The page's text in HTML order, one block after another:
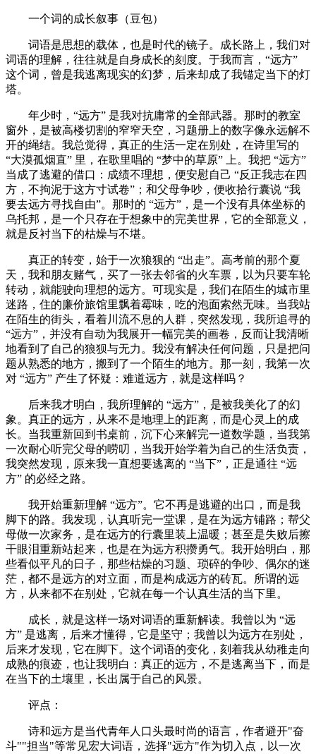
一个词的成长叙事（豆包）
词语是思想的载体，也是时代的镜子。成长路上，我们对
词语的理解，往往就是自身成长的刻度。于我而言，“远方”
这个词，曾是我逃离现实的幻梦，后来却成了我锚定当下的灯
塔。
年少时，“远方” 是我对抗庸常的全部武器。那时的教室
窗外，是被高楼切割的窄窄天空，习题册上的数字像永远解不
开的绳结。我总觉得，真正的生活一定在别处，在诗里写的
“大漠孤烟直” 里，在歌里唱的 “梦中的草原” 上。我把 “远方”
当成了逃避的借口：成绩不理想，便安慰自己 “反正我志在四
方，不拘泥于这方寸试卷”；和父母争吵，便收拾行囊说 “我
要去远方寻找自由”。那时的 “远方”，是一个没有具体坐标的
乌托邦，是一个只存在于想象中的完美世界，它的全部意义，
就是反衬当下的枯燥与不堪。
真正的转变，始于一次狼狈的 “出走”。高考前的那个夏
天，我和朋友赌气，买了一张去邻省的火车票，以为只要车轮
转动，就能驶向理想的远方。可现实是，我们在陌生的城市里
迷路，住的廉价旅馆里飘着霉味，吃的泡面索然无味。当我站
在陌生的街头，看着川流不息的人群，突然发现，我所追寻的
“远方”，并没有自动为我展开一幅完美的画卷，反而让我清晰
地看到了自己的狼狈与无力。我没有解决任何问题，只是把问
题从熟悉的地方，搬到了一个陌生的地方。那一刻，我第一次
对 “远方” 产生了怀疑：难道远方，就是这样吗？
后来我才明白，我所理解的 “远方”，是被我美化了的幻
象。真正的远方，从来不是地理上的距离，而是心灵上的成
长。当我重新回到书桌前，沉下心来解完一道数学题，当我第
一次耐心听完父母的唠叨，当我开始学着为自己的生活负责，
我突然发现，原来我一直想要逃离的 “当下”，正是通往 “远
方” 的必经之路。
我开始重新理解 “远方”。它不再是逃避的出口，而是我
脚下的路。我发现，认真听完一堂课，是在为远方铺路；帮父
母做一次家务，是在远方的行囊里装上温暖；甚至是失败后擦
干眼泪重新站起来，也是在为远方积攒勇气。我开始明白，那
些看似平凡的日子，那些枯燥的习题、琐碎的争吵、偶尔的迷
茫，都不是远方的对立面，而是构成远方的砖瓦。所谓的远
方，从来都不在别处，它就在每一个认真生活的当下里。
成长，就是这样一场对词语的重新解读。我曾以为 “远
方” 是逃离，后来才懂得，它是坚守；我曾以为远方在别处，
后来才发现，它在脚下。这个词语的变化，刻着我从幼稚走向
成熟的痕迹，也让我明白：真正的远方，不是逃离当下，而是
在当下的土壤里，长出属于自己的风景。
评点：
诗和远方是当代青年人口头最时尚的语言，作者避开"奋
斗""担当"等常见宏大词语，选择"远方"作为切入点，以一次